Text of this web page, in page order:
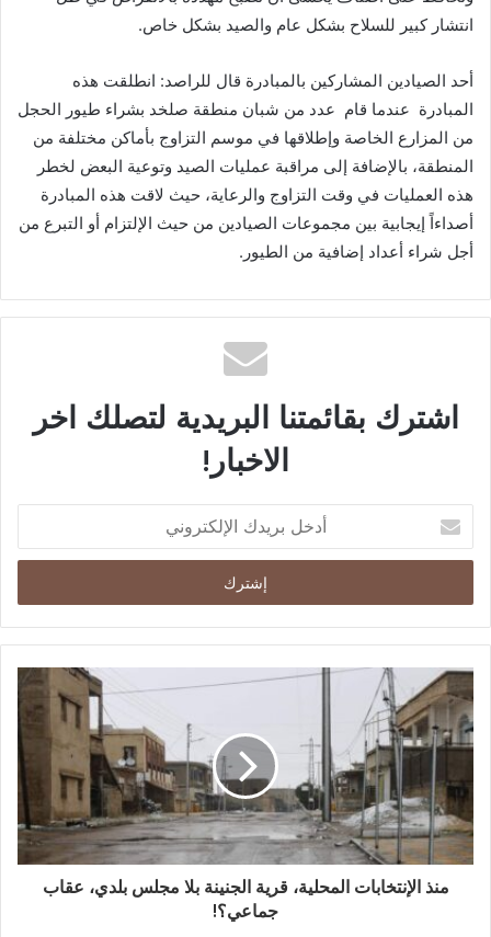
انتشار كبير للسلاح بشكل عام والصيد بشكل خاص.
أحد الصيادين المشاركين بالمبادرة قال للراصد: انطلقت هذه
المبادرة عندما قام عدد من شبان منطقة صلخد بشراء طيور الحجل
من المزارع الخاصة وإطلاقها في موسم التزاوج بأماكن مختلفة من
المنطقة، بالإضافة إلى مراقبة عمليات الصيد وتوعية البعض لخطر
هذه العمليات في وقت التزاوج والرعاية، حيث لاقت هذه المبادرة
أصداءاً إيجابية بين مجموعات الصيادين من حيث الإلتزام أو التبرع من
أجل شراء أعداد إضافية من الطيور.
اشترك بقائمتنا البريدية لتصلك اخر
الاخبار!
منذ الإنتخابات المحلية، قرية الجنينة بلا مجلس بلدي، عقاب
جماعي؟!